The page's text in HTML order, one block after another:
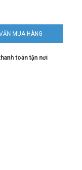
MUA HÀNG
toán tận nơi